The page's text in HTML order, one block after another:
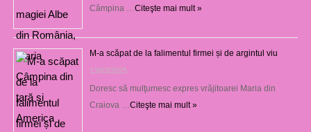
Câmpina … Citeşte mai mult »
M-a scăpat de la falimentul firmei și de argintul viu
13/03/2025
Doresc să mulţumesc expres vrăjitoarei Maria din
Craiova … Citeşte mai mult »